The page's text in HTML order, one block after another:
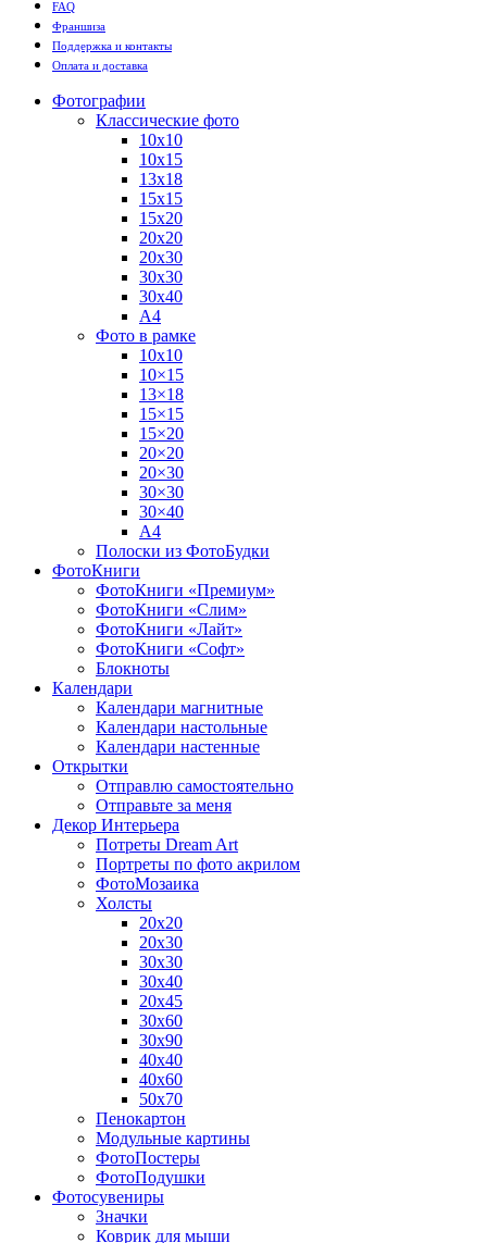
FAQ
Франшиза
Поддержка и контакты
Оплата и доставка
Фотографии
Классические фото
10х10
10х15
13х18
15х15
15х20
20х20
20х30
30х30
30х40
А4
Фото в рамке
10х10
10×15
13×18
15×15
15×20
20×20
20×30
30×30
30×40
A4
Полоски из ФотоБудки
ФотоКниги
ФотоКниги «Премиум»
ФотоКниги «Слим»
ФотоКниги «Лайт»
ФотоКниги «Софт»
Блокноты
Календари
Календари магнитные
Календари настольные
Календари настенные
Открытки
Отправлю самостоятельно
Отправьте за меня
Декор Интерьера
Потреты Dream Art
Портреты по фото акрилом
ФотоМозаика
Холсты
20х20
20х30
30х30
30х40
20х45
30х60
30х90
40х40
40х60
50х70
Пенокартон
Модульные картины
ФотоПостеры
ФотоПодушки
Фотоcувениры
Значки
Коврик для мыши